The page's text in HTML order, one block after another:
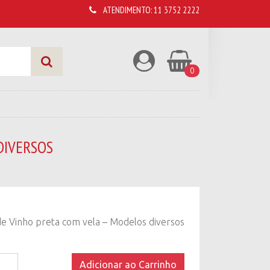
ATENDIMENTO:11 3752 2222
0
Vinho preta com vela – Modelos diversos
Adicionar ao Carrinho